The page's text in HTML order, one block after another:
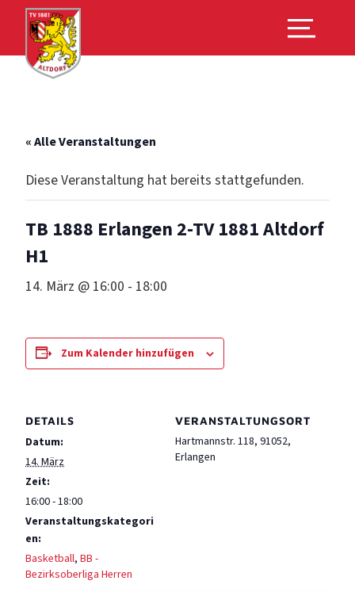
« Alle Veranstaltungen
Diese Veranstaltung hat bereits stattgefunden.
TB 1888 Erlangen 2‑TV 1881 Altdorf
H1
14. März @ 16:00 - 18:00
Zum Kalender hinzufügen
DETAILS
Datum:
14. März
Zeit:
16:00 - 18:00
Veranstaltungskategori
en:
Basketball, BB -
Bezirksoberliga Herren
VERANSTALTUNGSORT
Hartmannstr. 118, 91052,
Erlangen